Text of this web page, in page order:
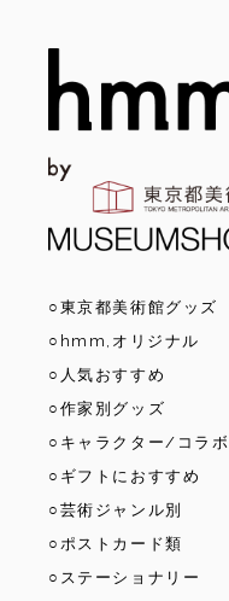
○東京都美術館グッズ
○hmm,オリジナル
○人気おすすめ
○作家別グッズ
○キャラクター/コラボ
○ギフトにおすすめ
○芸術ジャンル別
○ポストカード類
○ステーショナリー